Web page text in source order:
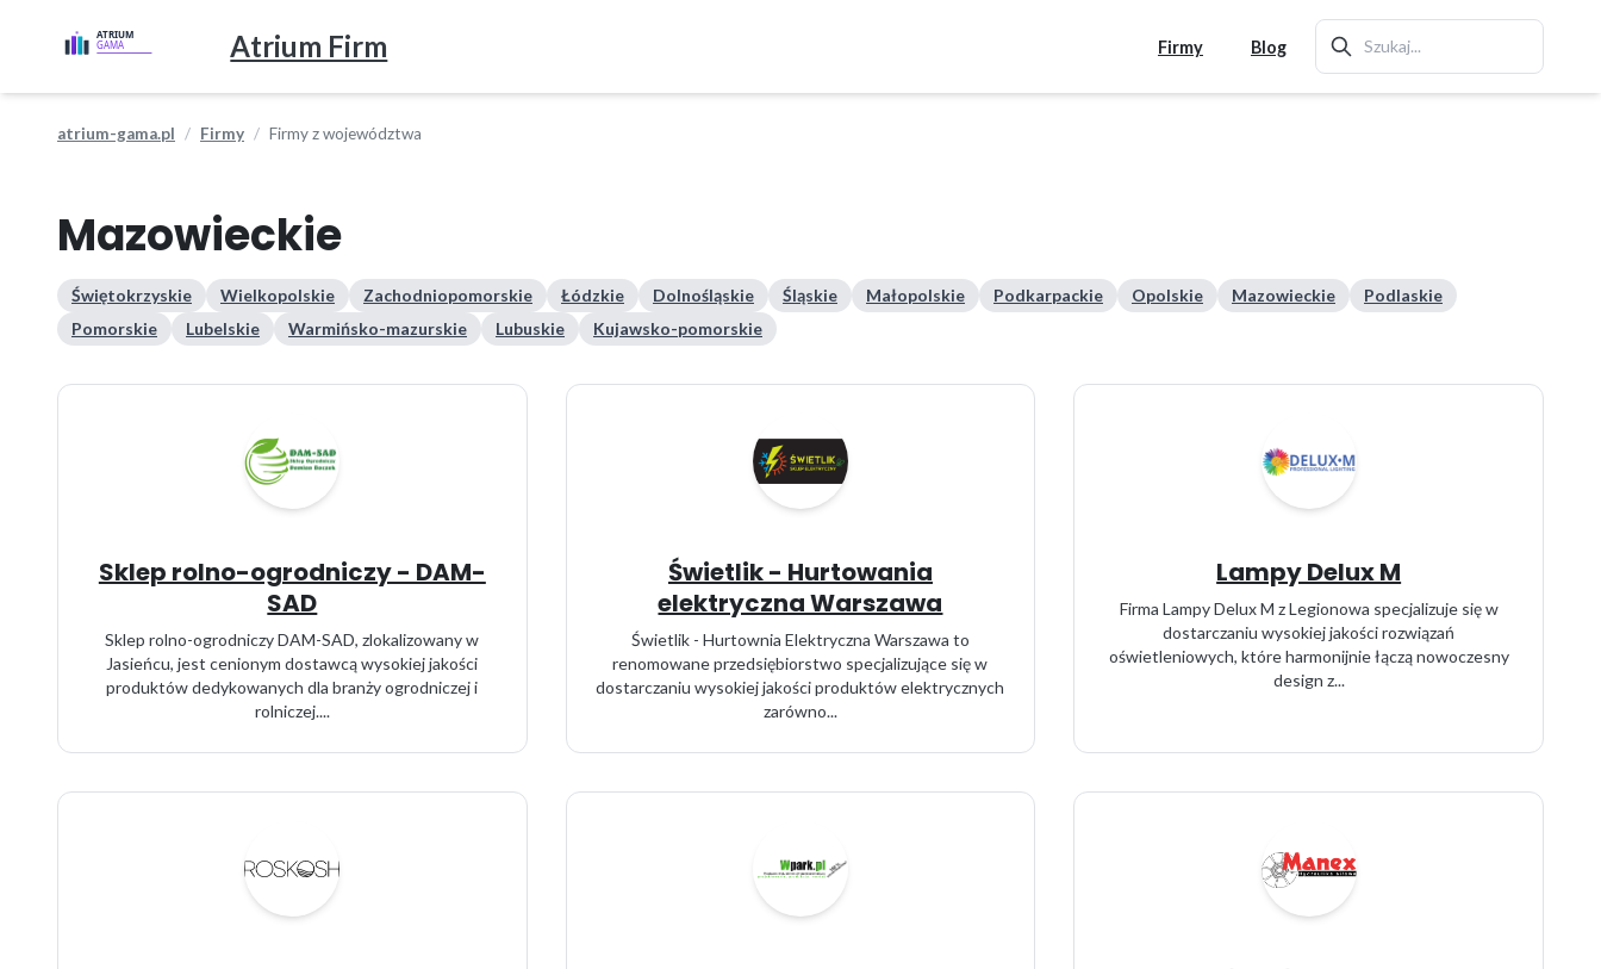
Atrium Firm Firmy Blog
atrium-gama.pl Firmy Firmy z województwa
Mazowieckie
Świętokrzyskie Wielkopolskie Zachodniopomorskie Łódzkie Dolnośląskie Śląskie Małopolskie Podkarpackie Opolskie Mazowieckie
Podlaskie
Pomorskie
Lubelskie Warmińsko-mazurskie Lubuskie Kujawsko-pomorskie
Sklep rolno-ogrodniczy - DAM-
SAD
Sklep rolno-ogrodniczy DAM-SAD, zlokalizowany w
Jasieńcu, jest cenionym dostawcą wysokiej jakości
produktów dedykowanych dla branży ogrodniczej i
rolniczej....
Świetlik - Hurtowania
elektryczna Warszawa
Świetlik - Hurtownia Elektryczna Warszawa to
renomowane przedsiębiorstwo specjalizujące się w
dostarczaniu wysokiej jakości produktów elektrycznych
zarówno...
Lampy Delux M
Firma Lampy Delux M z Legionowa specjalizuje się w
dostarczaniu wysokiej jakości rozwiązań
oświetleniowych, które harmonijnie łączą nowoczesny
design z...